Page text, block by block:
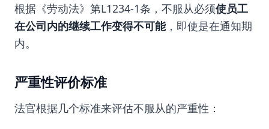
根据《劳动法》第L1234-1条，不服从必须使员工
在公司内的继续工作变得不可能，即使是在通知期
内。
严重性评价标准
法官根据几个标准来评估不服从的严重性：